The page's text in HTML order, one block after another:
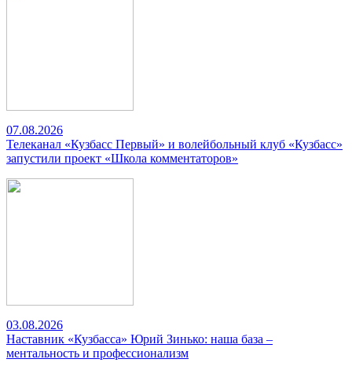
07.08.2026
Телеканал «Кузбасс Первый» и волейбольный клуб «Кузбасс»
запустили проект «Школа комментаторов»
03.08.2026
Наставник «Кузбасса» Юрий Зинько: наша база –
ментальность и профессионализм